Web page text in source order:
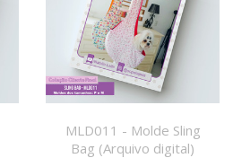
MLD011 - Molde Sling
Bag (Arquivo digital)